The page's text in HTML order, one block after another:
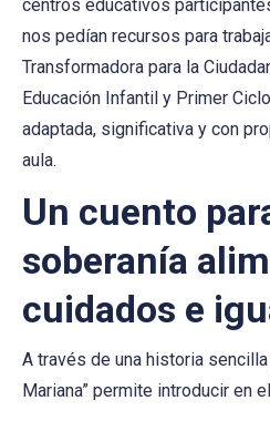
centros educativos
nos pedían recursos para
Transformadora para la
Educación Infantil y Primer
adaptada, significativa y con
aula.
Un cuento
soberanía
cuidados e
A través de una historia sencilla
Mariana” permite introducir en